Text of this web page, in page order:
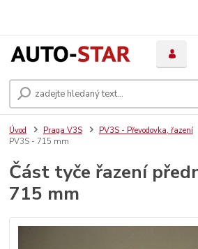
Úvod Praga V3S PV3S - Převodovka, řazení
PV3S - 715 mm
Část tyče řazení
715 mm